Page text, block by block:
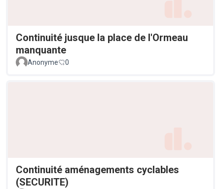
Continuité jusque la place de l'Ormeau
manquante
Anonyme 0
Continuité aménagements cyclables
(SECURITE)